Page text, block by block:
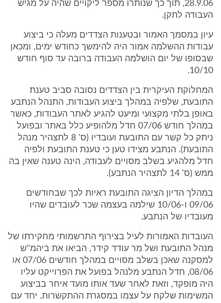
28.9.06, תוך כך שנותרו מספר ליקויים שהיה על מגיש
העבודה לתקן.
עיון במסמך האמור ובטענות הצדדים מעלה כי ביצוע
עבודות ההשלמה אמור היה להימשך כחודש ימים, ומכאן
שבסופו של יום הושלמה העבודה ברובה עד סוף חודש
10/10.
המחלוקת העיקרית בין הצדדים נסובה סביב טענת
התובעת, שלפיה במהלך ביצוע העבודות, התנהל הנתבע
באופן בלתי מקצועי ומיעט להגיע לאתר העבודות, כאשר
במהלך חודש 07/06 חדל מלהופיע כלל באתר ובפועל
ניתק כל קשר עם התובעת ועובדיו (ס' 8 לתצהיר מנהל
התובעת). הנתבע מצידו טען כי טענת התובעת ולפיה
חדל מלהגיע בשלב מסויים לעבודה, הינה טענה שאין בה
ממש (ס' 14 לתצהיר הנתבע).
במהלך הדיון הציגה התובעת ראיות לכך שבחודשים
09/06 ו-10/06 שילמה בעצמה שכר לעובדים שהיו
מעובדיו של הנתבע.
העובדות האמורות לעיל בצירוף התרשמותי מחקירתו של
מנהל התובעת ושל מר עודד קידר, הביאו את ביהמ"ש
למסקנה שאכן בשלב מסויים במהלך חודשים 07/06 או
08/06, חדל הנתבע מלנהל בפועל את הפרוייקט עליו
היה מופקד, וזאת לאחר שעד אותו מועד איחר בביצוע
המשימות שלקח על עצמו במסגרת ההתקשרות. יחד עם